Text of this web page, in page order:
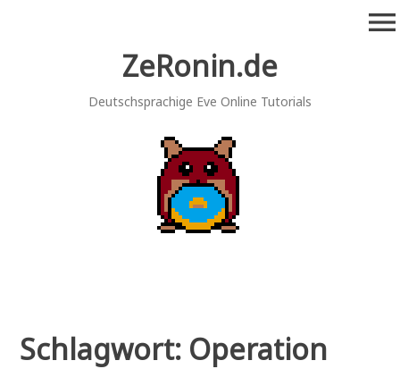
ZeRonin.de
Deutschsprachige Eve Online Tutorials
menu
Schlagwort: Operation